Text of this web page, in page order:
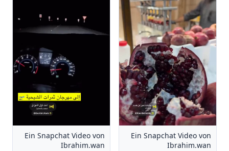
Ein Snapchat Video von
Ibrahim.wan
Ein Snapchat Video von
Ibrahim.wan